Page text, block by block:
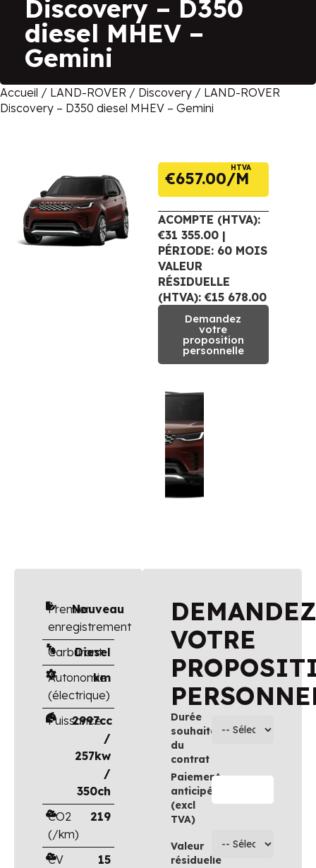
Discovery – D350
diesel MHEV –
Gemini
Accueil / LAND-ROVER / Discovery / LAND-ROVER
Discovery – D350 diesel MHEV – Gemini
€657.00
HTVA
ACOMPTE (HTVA):
€31 355.00 |
PÉRIODE: 60 MOIS
VALEUR
RÉSIDUELLE
(HTVA): €15 678.00
Demandez
votre
proposition
personnelle
Premier
enregistrement
Nouveau
Carburant
Diesel
Autonomie
(électrique)
km
Puissance
2997cc
/
257kw
/
350ch
CO2
(/km)
219
CV
15
DEMANDEZ
VOTRE
Durée
souhaitée
du
contrat
Paiement
anticipé
(excl
TVA)
Valeur
résiduelle